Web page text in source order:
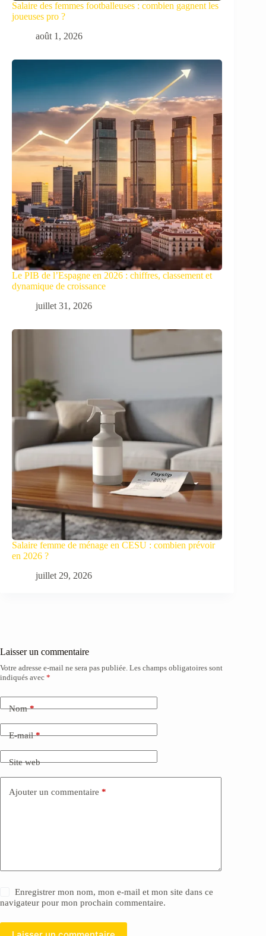
Salaire des femmes footballeuses : combien gagnent les
joueuses pro ?
août 1, 2026
Le PIB de l’Espagne en 2026 : chiffres, classement et
dynamique de croissance
juillet 31, 2026
Salaire femme de ménage en CESU : combien prévoir
en 2026 ?
juillet 29, 2026
Laisser un commentaire
Votre adresse e-mail ne sera pas publiée. Les champs obligatoires sont
indiqués avec *
Nom*
E-mail*
Site web
Ajouter un commentaire *
Enregistrer mon nom, mon e-mail et mon site dans ce
navigateur pour mon prochain commentaire.